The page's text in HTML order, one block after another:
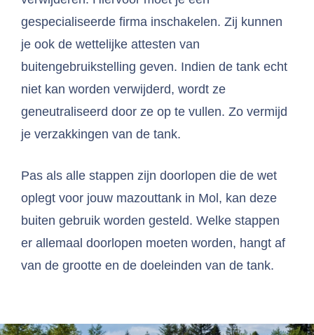
gespecialiseerde firma inschakelen. Zij kunnen
je ook de wettelijke attesten van
buitengebruikstelling geven. Indien de tank echt
niet kan worden verwijderd, wordt ze
geneutraliseerd door ze op te vullen. Zo vermijd
je verzakkingen van de tank.
Pas als alle stappen zijn doorlopen die de wet
oplegt voor jouw mazouttank in Mol, kan deze
buiten gebruik worden gesteld. Welke stappen
er allemaal doorlopen moeten worden, hangt af
van de grootte en de doeleinden van de tank.